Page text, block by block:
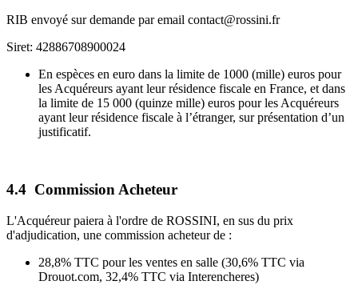
RIB envoyé sur demande par email contact@rossini.fr
Siret: 42886708900024
En espèces en euro dans la limite de 1000 (mille) euros pour
les Acquéreurs ayant leur résidence fiscale en France, et dans
la limite de 15 000 (quinze mille) euros pour les Acquéreurs
ayant leur résidence fiscale à l’étranger, sur présentation d’un
justificatif.
4.4 Commission Acheteur
L'Acquéreur paiera à l'ordre de ROSSINI, en sus du prix
d'adjudication, une commission acheteur de :
28,8% TTC pour les ventes en salle (30,6% TTC via
Drouot.com, 32,4% TTC via Interencheres)